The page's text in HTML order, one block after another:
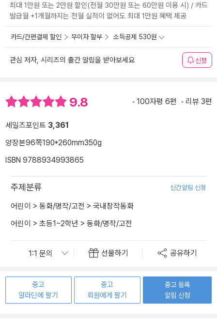
최대 1만원 또는 2만원 할인(전월 30만원 또는 60만원 이용 시) / 카드
발급월 +1개월까지는 전월 실적이 없어도 최대 1만원 혜택 제공
카드/간편결제 할인 무이자 할부 소득공제 530원
관심 저자, 시리즈의 출간 알림을 받아보세요 신청
9.8 100자평 6편 리뷰 3편
세일즈포인트 3,361
양장본96쪽190*260mm350g
ISBN 9788934993865
주제분류 신간알림 신청
어린이 > 동화/명작/고전 > 국내창작동화
어린이 > 초등1~2학년 > 동화/명작/고전
선물하기 공유하기
중고
알라딘에 팔기
중고
회원에게 팔기
중고 등록
알림 신청